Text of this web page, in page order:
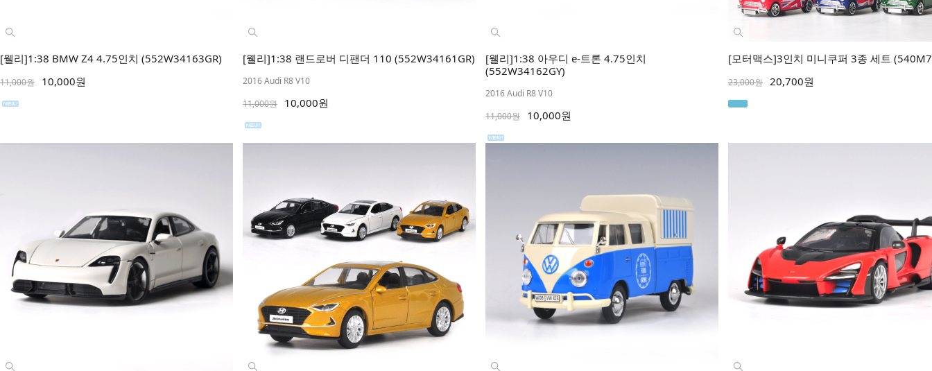
[웰리]1:38 BMW Z4 4.75인치 (552W34163GR)
11,000원 10,000원
[웰리]1:38 랜드로버 디팬더 110 (552W34161GR)
2016 Audi R8 V10
11,000원
10,000원
[웰리]1:38 아우디 e-트론 4.75인치
(552W34162GY)
2016 Audi R8 V10
11,000원
10,000원
[모터맥스]3인치 미니쿠퍼 3종 세트
23,000원 20,700원